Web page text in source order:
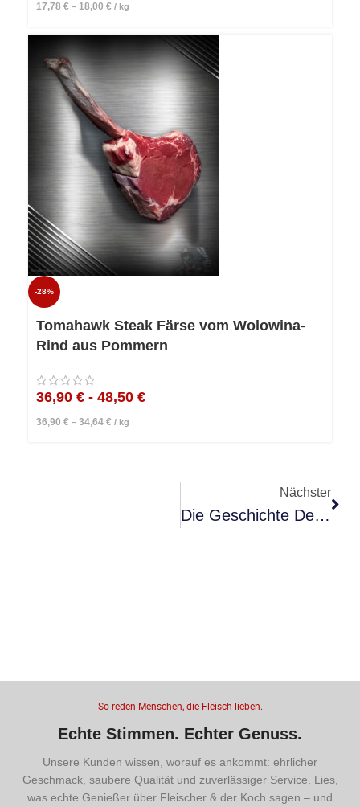
17,78 € – 18,00 € / kg
-28%
Tomahawk Steak Färse vom Wolowina-
Rind aus Pommern
36,90 € - 48,50 €
36,90 € – 34,64 € / kg
Nächster
Die Geschichte Des Beef Brisket | Rinderbrust
So reden Menschen, die Fleisch lieben.
Echte Stimmen. Echter Genuss.
Unsere Kunden wissen, worauf es ankommt: ehrlicher
Geschmack, saubere Qualität und zuverlässiger Service. Lies,
was echte Genießer über Fleischer & der Koch sagen – und